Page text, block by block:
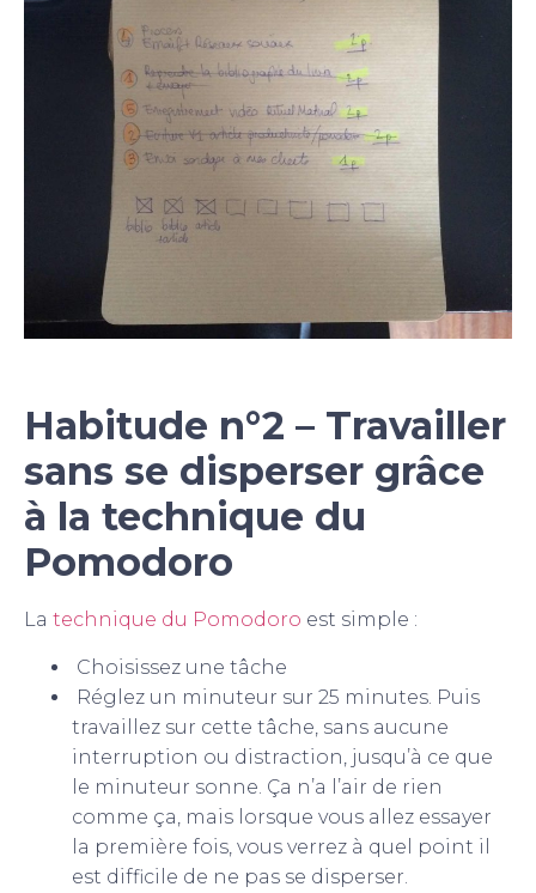
Habitude n°2 – Travailler
sans se disperser grâce
à la technique du
Pomodoro
La technique du Pomodoro est simple :
Choisissez une tâche
Réglez un minuteur sur 25 minutes. Puis
travaillez sur cette tâche, sans aucune
interruption ou distraction, jusqu’à ce que
le minuteur sonne. Ça n’a l’air de rien
comme ça, mais lorsque vous allez essayer
la première fois, vous verrez à quel point il
est difficile de ne pas se disperser.